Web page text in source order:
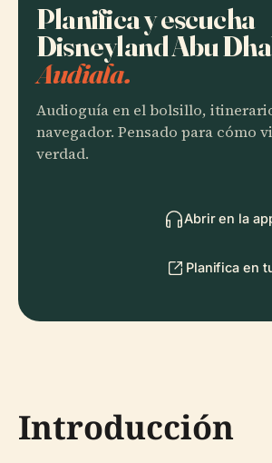
Planifica y escucha
Disneyland Abu
Audiala.
Audioguía en el bolsillo,
navegador. Pensado para cómo
verdad.
Abrir en la
Planifica en
Introducción